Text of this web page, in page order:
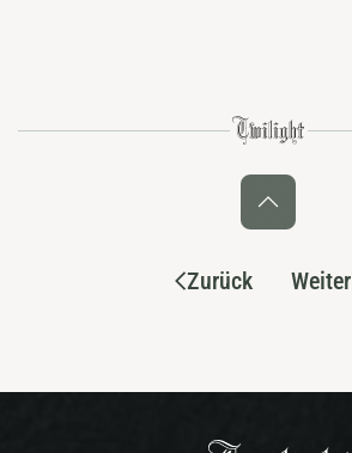
Zurück Weiter